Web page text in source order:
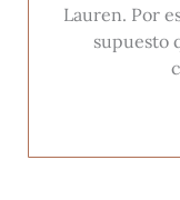
Lauren. Por
supuesto